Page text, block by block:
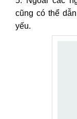
cũng có thể
yếu.